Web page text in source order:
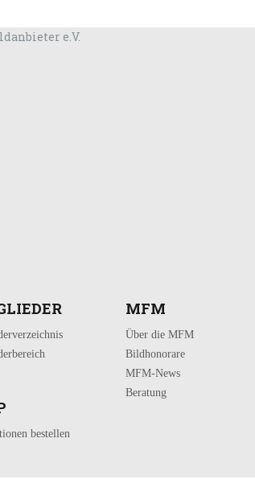
e.V.
bestellen
MFM
Über die MFM
Bildhonorare
MFM-News
Beratung